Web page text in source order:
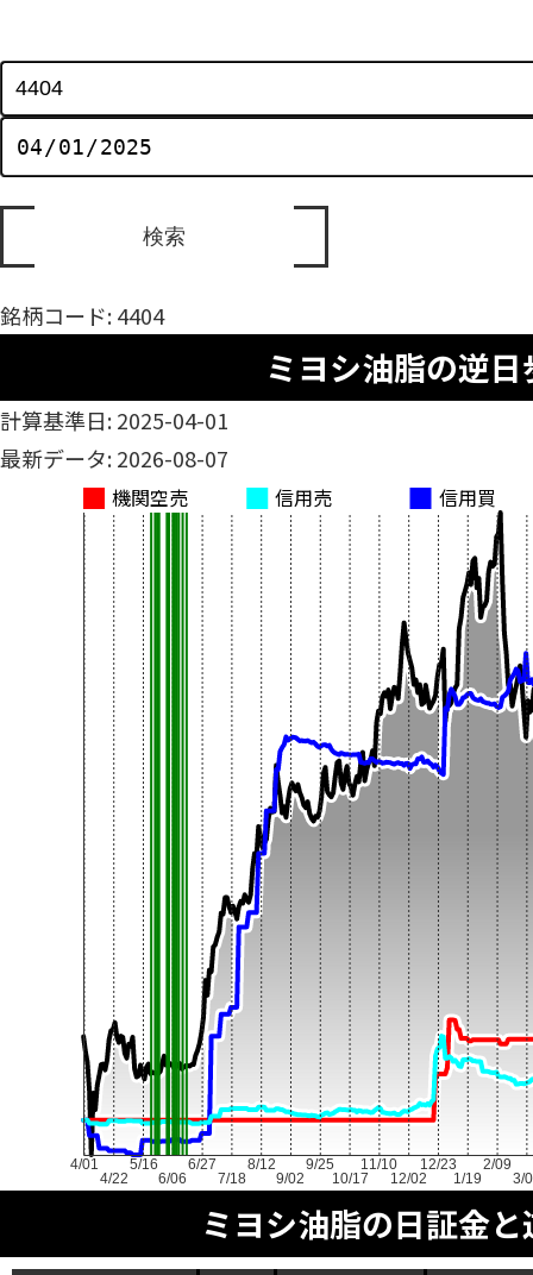
銘柄コード: 4404
ミヨシ油脂の逆日
計算基準日: 2025-04-01
最新データ: 2026-08-07
機関空売 信用売 信用買
4/01
4/22
5/16
6/06
6/27
7/18
8/12
9/02
9/25
10/17
11/10
12/02
12/23
1/19
2/09
3/
ミヨシ油脂の日証金